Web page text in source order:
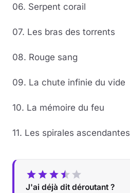
06. Serpent corail
07. Les bras des torrents
08. Rouge sang
09. La chute infinie du vide
10. La mémoire du feu
11. Les spirales ascendantes
J'ai déjà dit déroutant ?